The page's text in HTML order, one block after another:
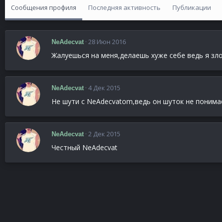
Сообщения профиля Последняя активность Публикации
NeAdecvat 28 Июн 2016
Жалуешься на меня,делаешь хуже себе ведь я
NeAdecvat 4 Дек 2015
Не шути с NeAdecvatom,ведь он шуток не
NeAdecvat 2 Дек 2015
Честный NeAdecvat